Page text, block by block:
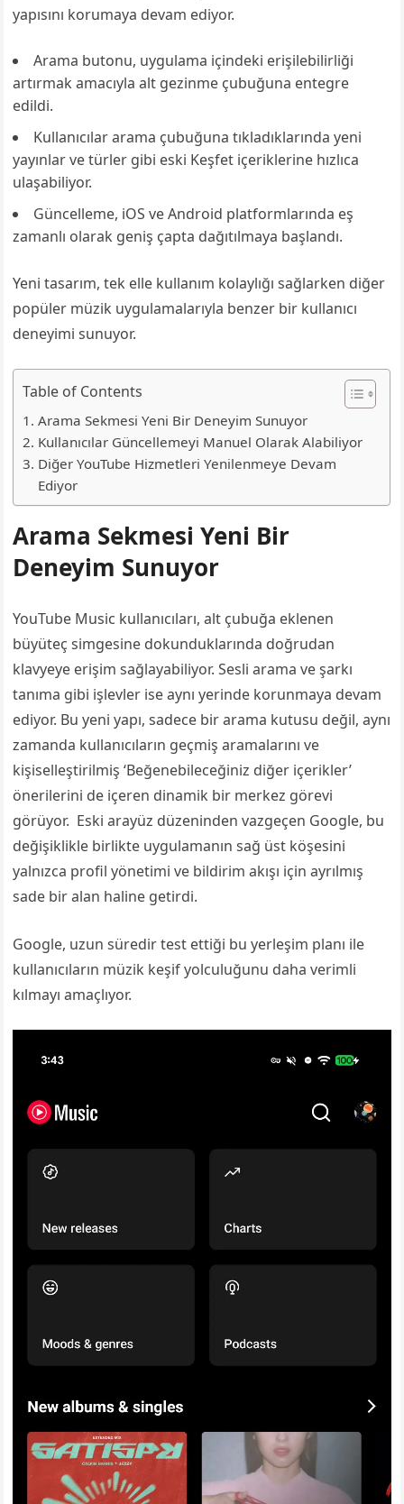
yapısını korumaya devam ediyor.
Arama butonu, uygulama içindeki erişilebilirliği
artırmak amacıyla alt gezinme çubuğuna entegre
edildi.
Kullanıcılar arama çubuğuna tıkladıklarında yeni
yayınlar ve türler gibi eski Keşfet içeriklerine hızlıca
ulaşabiliyor.
Güncelleme, iOS ve Android platformlarında eş
zamanlı olarak geniş çapta dağıtılmaya başlandı.
Yeni tasarım, tek elle kullanım kolaylığı sağlarken diğer
popüler müzik uygulamalarıyla benzer bir kullanıcı
deneyimi sunuyor.
Table of Contents
Arama Sekmesi Yeni Bir Deneyim Sunuyor
Kullanıcılar Güncellemeyi Manuel Olarak Alabiliyor
Diğer YouTube Hizmetleri Yenilenmeye Devam
Ediyor
Arama Sekmesi Yeni Bir
Deneyim Sunuyor
YouTube Music kullanıcıları, alt çubuğa eklenen
büyüteç simgesine dokunduklarında doğrudan
klavyeye erişim sağlayabiliyor. Sesli arama ve şarkı
tanıma gibi işlevler ise aynı yerinde korunmaya devam
ediyor. Bu yeni yapı, sadece bir arama kutusu değil, aynı
zamanda kullanıcıların geçmiş aramalarını ve
kişiselleştirilmiş ‘Beğenebileceğiniz diğer içerikler’
önerilerini de içeren dinamik bir merkez görevi
görüyor. Eski arayüz düzeninden vazgeçen Google, bu
değişiklikle birlikte uygulamanın sağ üst köşesini
yalnızca profil yönetimi ve bildirim akışı için ayrılmış
sade bir alan haline getirdi.
Google, uzun süredir test ettiği bu yerleşim planı ile
kullanıcıların müzik keşif yolculuğunu daha verimli
kılmayı amaçlıyor.